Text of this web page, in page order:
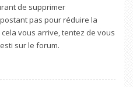
de supprimer
pas pour réduire la
vous arrive, tentez de vous
sur le forum.